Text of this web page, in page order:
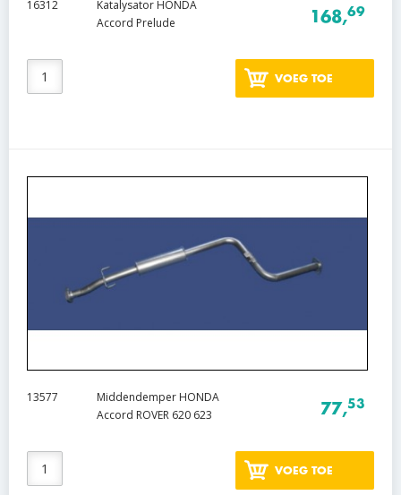
16312
Katalysator HONDA
Accord Prelude
168,69
VOEG TOE
13577
Middendemper HONDA
Accord ROVER 620 623
77,53
VOEG TOE